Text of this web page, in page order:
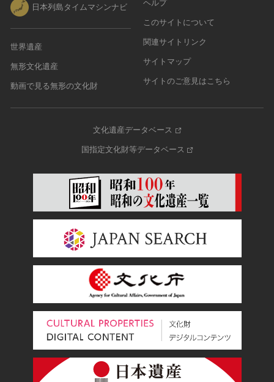
日本列島タイムマシンナビ
世界遺産
無形文化遺産
動画で見る無形の文化財
ヘルプ
このサイトについて
関連サイトリンク
サイトマップ
サイトのご意見はこちら
文化遺産データベース
国指定文化財等データベース